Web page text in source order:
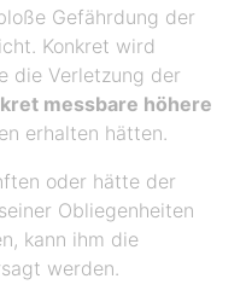
Gefährdung der
Konkret wird
die Verletzung der
messbare höhere
erhalten hätten.
oder hätte der
Obliegenheiten
kann ihm die
werden.